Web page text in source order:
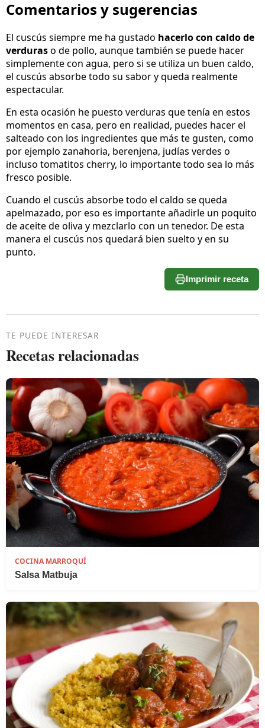
Comentarios y sugerencias
El cuscús siempre me ha gustado hacerlo con caldo de
verduraso de pollo, aunque también se puede hacer
simplemente con agua, pero si se utiliza un buen caldo,
el cuscús absorbe todo su sabor y queda realmente
espectacular.
En esta ocasión he puesto verduras que tenía en estos
momentos en casa, pero en realidad, puedes hacer el
salteado con los ingredientes que más te gusten, como
por ejemplo zanahoria, berenjena, judías verdes o
incluso tomatitos cherry, lo importante todo sea lo más
fresco posible.
Cuando el cuscús absorbe todo el caldo se queda
apelmazado, por eso es importante añadirle un poquito
de aceite de oliva y mezclarlo con un tenedor. De esta
manera el cuscús nos quedará bien suelto y en su
punto.
Imprimir receta
TE PUEDE INTERESAR
Recetas relacionadas
COCINA MARROQUÍ
Salsa Matbuja